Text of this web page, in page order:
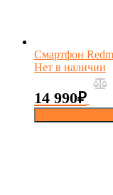
Смартфон
Нет в наличии
14 990₽